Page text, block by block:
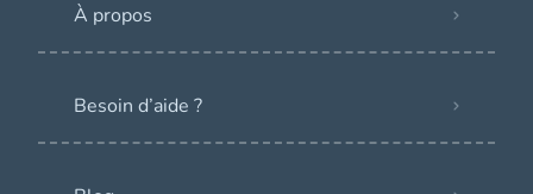
À propos
Besoin d’aide ?